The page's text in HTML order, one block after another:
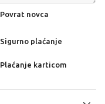
Povrat novca
Sigurno plaćanje
Plaćanje karticom